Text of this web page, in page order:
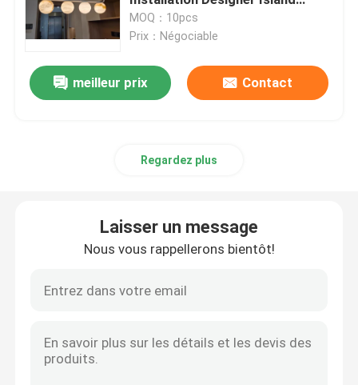
lumières pendantes faites sur commande
Grand lustre du foyer
Chandelier du hall
Des chandeliers de haut plafond
Chandelier d'entrée
Table Lamp
MOQ：10pcs
Prix：Négociable
meilleur prix Contact
Regardez plus
Laisser un message
Nous vous rappellerons bientôt!